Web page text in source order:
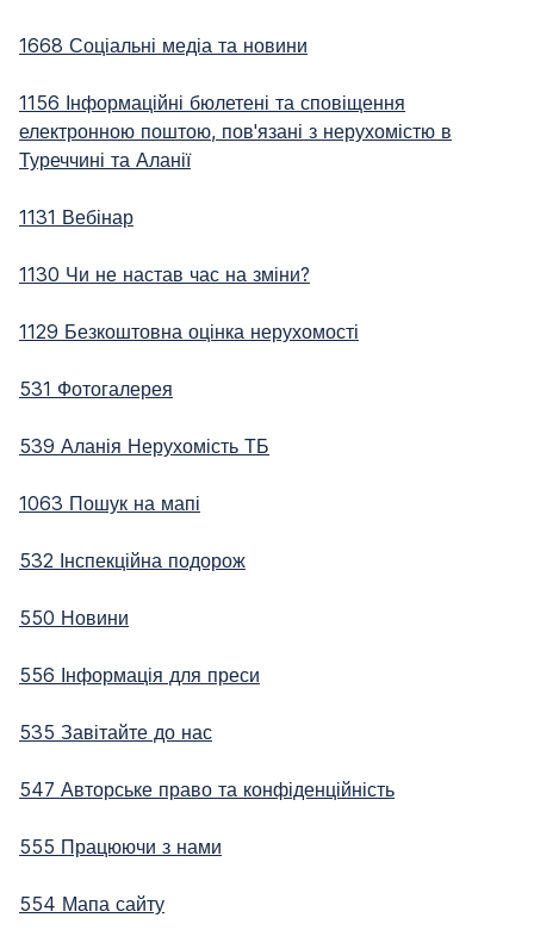
1668 Соціальні медіа та новини
1156 Інформаційні бюлетені та сповіщення
електронною поштою, пов'язані з нерухомістю в
Туреччині та Аланії
1131 Вебінар
1130 Чи не настав час на зміни?
1129 Безкоштовна оцінка нерухомості
531 Фотогалерея
539 Аланія Нерухомість ТБ
1063 Пошук на мапі
532 Інспекційна подорож
550 Новини
556 Інформація для преси
535 Завітайте до нас
547 Авторське право та конфіденційність
555 Працюючи з нами
554 Мапа сайту